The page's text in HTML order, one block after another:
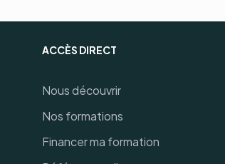
ACCÈS DIRECT
Nous découvrir
Nos formations
Financer ma formation